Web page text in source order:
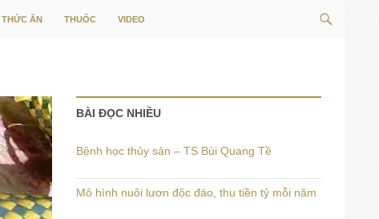
kiếm
THỨC ĂN THUỐC VIDEO
BÀI ĐỌC NHIỀU
Bệnh học thủy sản – TS Bùi Quang Tề
Mô hình nuôi lươn độc đáo, thu tiền tỷ mỗi năm